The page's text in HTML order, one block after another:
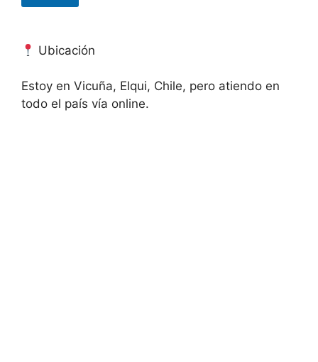
Ubicación
Estoy en Vicuña, Elqui, Chile, pero atiendo en
todo el país vía online.